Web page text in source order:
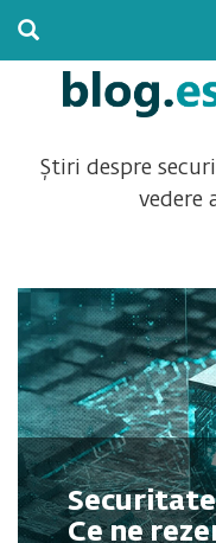
Știri despre
vedere
Ce ne